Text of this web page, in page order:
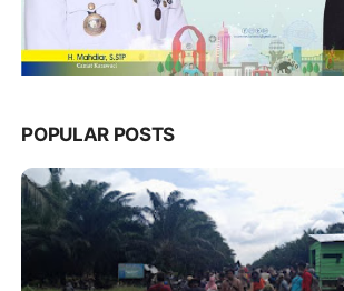
POPULAR POSTS